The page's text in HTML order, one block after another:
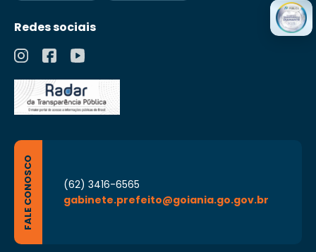
Redes sociais
FALE CONOSCO
(62) 3416-6565
gabinete.prefeito@goiania.go.gov.br